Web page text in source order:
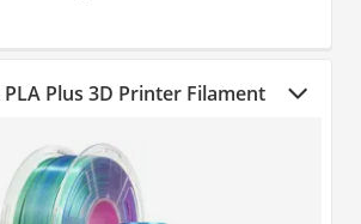
PLA Plus 3D Printer Filament